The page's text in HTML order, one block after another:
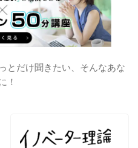
とだけ聞きたい、そんなあな
！